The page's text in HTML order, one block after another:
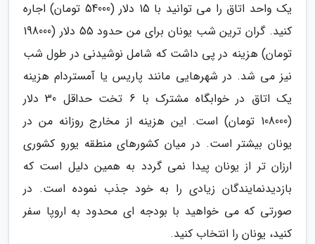
یک واحد اتاق را می توانید با 15 دلار (54000 تومان) اجاره
کنید. گران ترین شب یونان برای من حدود 55 دلار (198000
تومان) هزینه در پی داشت که شامل نوشیدنی در طول شب
نیز می شد. در شهرهایی مانند پاریس یا آمستردام هزینه
یک اتاق در خوابگاه مشترک با 6 تخت حداقل 30 دلار
(108000 تومان) است. این هزینه از مخارج روزانه من در
یونان بیشتر است. در میان کشورهای منطقه یورو کشوری
ارزان تر از یونان پیدا نمی گردد به همین دلیل است که
بازدیدنمایندگان زیادی را به خود جذب نموده است. در
صورتی که می خواهید با بودجه ای محدود به اروپا سفر
کنید، یونان را انتخاب کنید.